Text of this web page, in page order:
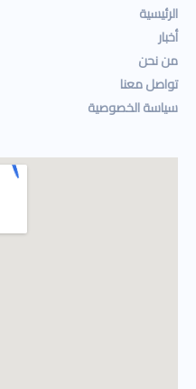
الرئيسية
أخبار
من نحن
تواصل معنا
سياسة الخصوصية